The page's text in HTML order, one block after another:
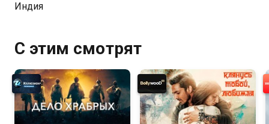
Индия
С этим смотрят